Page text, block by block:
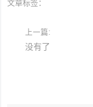
文章标签：
上一篇:
没有了